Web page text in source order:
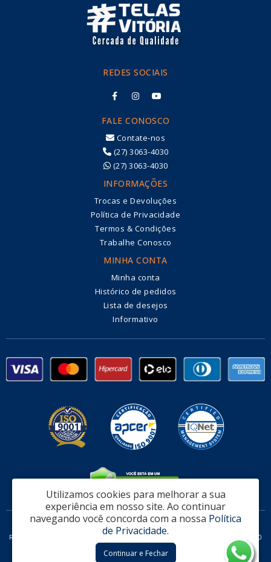
REDES SOCIAIS
FALE CONOSCO
Contate-nos
(27) 3063-4030
(27) 3063-4030
INFORMAÇÕES
Trocas e Devoluções
Política de Privacidade
Termos & Condições
Trabalhe Conosco
MINHA CONTA
Minha conta
Histórico de pedidos
Lista de desejos
Informativo
Fabrica de Alambrado e Telas Vitória Ltda - CNPJ: 32.951.470/0002-08
Rodovia Governador Mario Covas, 311 Loja 06 - Serra / ES - CEP: 29161-160
Telas Vitória © 2026
Utilizamos cookies para melhorar a sua
experiência em nosso site. Ao continuar
navegando você concorda com a nossa Política
de Privacidade.
Continuar e Fechar